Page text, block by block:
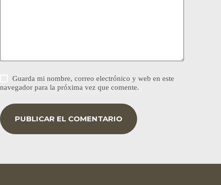
Guarda mi nombre, correo electrónico y web en este
navegador para la próxima vez que comente.
PUBLICAR EL COMENTARIO